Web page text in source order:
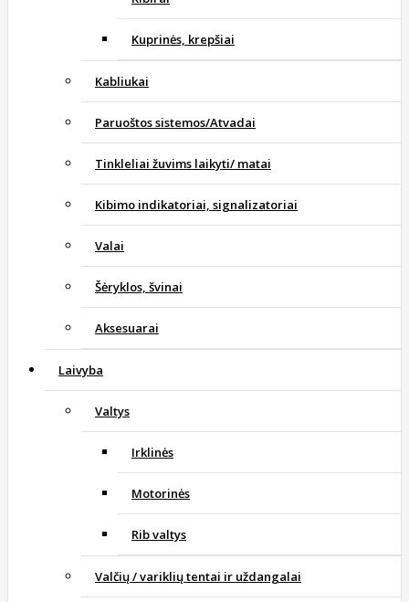
Kuprinės, krepšiai
Kabliukai
Paruoštos sistemos/Atvadai
Tinkleliai žuvims laikyti/ matai
Kibimo indikatoriai, signalizatoriai
Valai
Šėryklos, švinai
Aksesuarai
Laivyba
Valtys
Irklinės
Motorinės
Rib valtys
Valčių / variklių tentai ir uždangalai